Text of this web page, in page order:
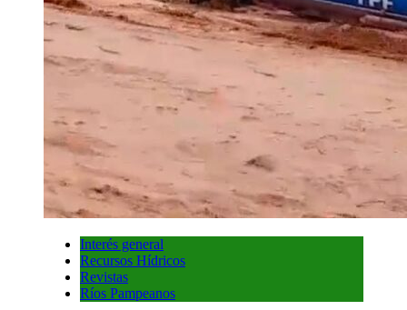
Interés general
Recursos Hídricos
Revistas
Ríos Pampeanos